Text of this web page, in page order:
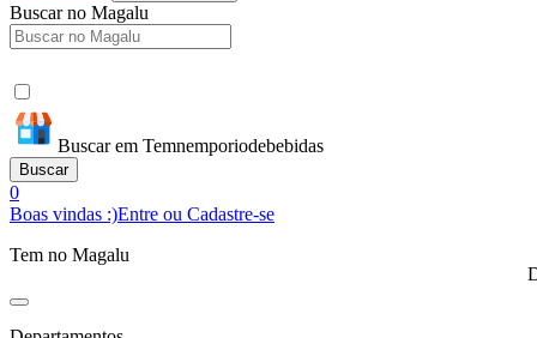
Buscar no Magalu
Buscar em Temnemporiodebebidas
Buscar
0
Boas vindas :)Entre ou Cadastre-se
Tem no Magalu